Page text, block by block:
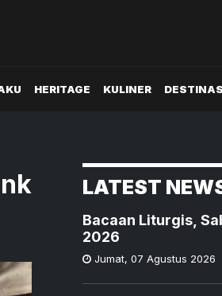
HERITAGE KULINER
LATEST
Bacaan Liturgis,
2026
Jumat, 07 Agustus 2026